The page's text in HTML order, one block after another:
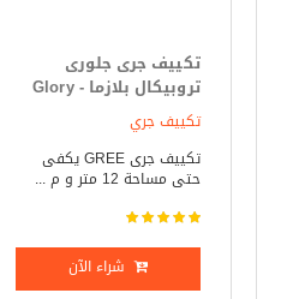
تكييف جرى جلورى
تروبيكال بلازما - Glory
فقط
تكييف جري
تكييف جرى GREE يكفى
حتى مساحة 12 متر و م ...
شراء الآن